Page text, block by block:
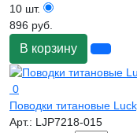
10 шт.
896 руб.
В корзину
0
Поводки титановые
Арт.: LJP7218-015